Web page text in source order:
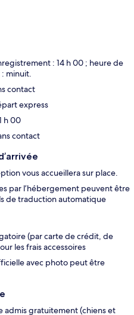
: 14 h 00 ; heure de
minuit.
contact
express
h 00
contact
vous accueillera sur place.
par l’hébergement peuvent être
de traduction automatique
(par carte de crédit, de
les frais accessoires
avec photo peut être
admis gratuitement (chiens et